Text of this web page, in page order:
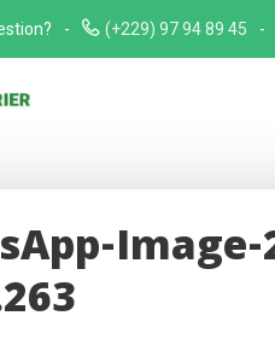
(+229) 97 94 89 45